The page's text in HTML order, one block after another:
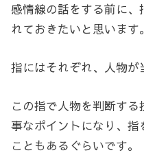
感情線の話をする前に
れておきたいと思います。
指にはそれぞれ、人物が
この指で人物を判断す
事なポイントになり、
こともあるぐらいです。